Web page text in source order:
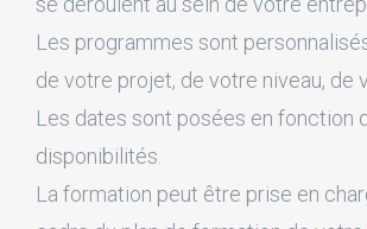
Les programmes sont
de votre projet, de votre niveau, de
Les dates sont posées en fonction
disponibilités.
La formation peut être prise en